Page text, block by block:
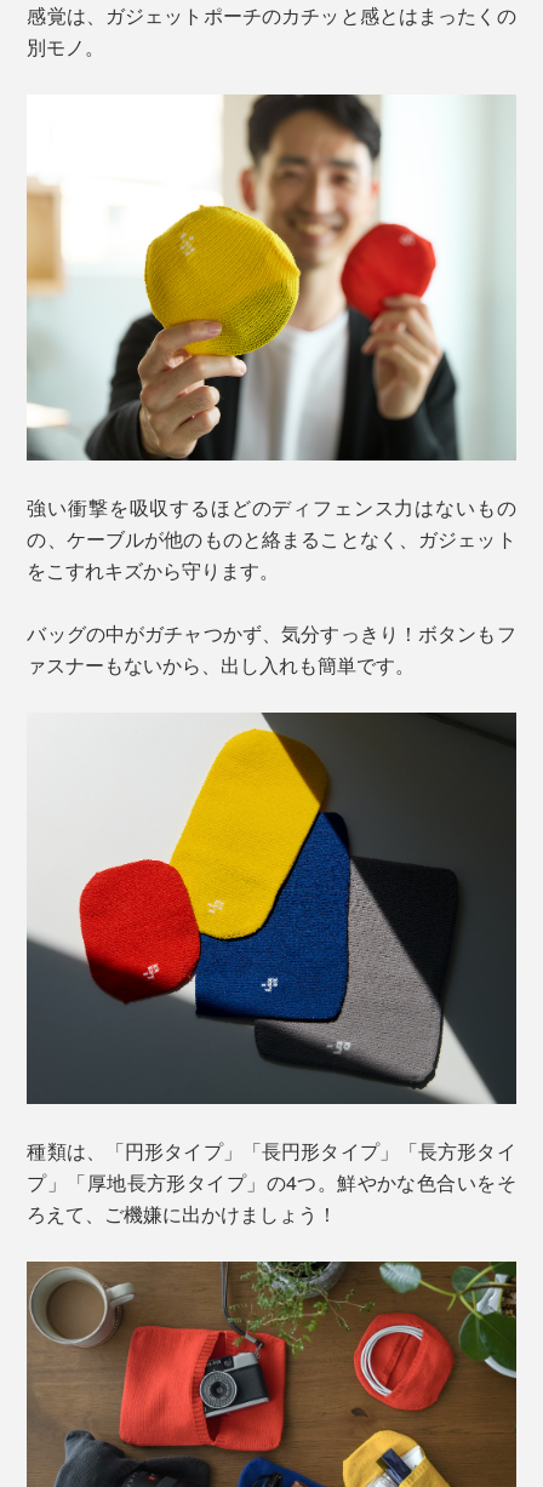
感覚は、ガジェットポーチのカチッと感とはまったくの
別モノ。
強い衝撃を吸収するほどのディフェンス力はないもの
の、ケーブルが他のものと絡まることなく、ガジェット
をこすれキズから守ります。
バッグの中がガチャつかず、気分すっきり！ボタンもフ
ァスナーもないから、出し入れも簡単です。
種類は、「円形タイプ」「長円形タイプ」「長方形タイ
プ」「厚地長方形タイプ」の4つ。鮮やかな色合いをそ
ろえて、ご機嫌に出かけましょう！